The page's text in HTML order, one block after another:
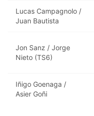
Lucas Campagnolo /
Juan Bautista
Jon Sanz / Jorge
Nieto (TS6)
Iñigo Goenaga /
Asier Goñi